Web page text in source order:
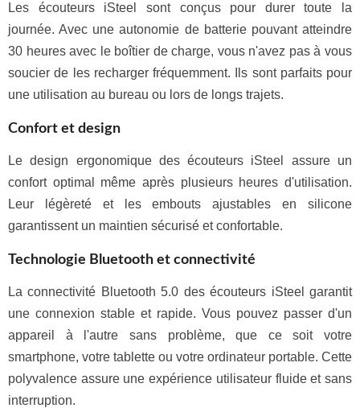
Les écouteurs iSteel sont conçus pour durer toute la
journée. Avec une autonomie de batterie pouvant atteindre
30 heures avec le boîtier de charge, vous n'avez pas à vous
soucier de les recharger fréquemment. Ils sont parfaits pour
une utilisation au bureau ou lors de longs trajets.
Confort et design
Le design ergonomique des écouteurs iSteel assure un
confort optimal même après plusieurs heures d'utilisation.
Leur légèreté et les embouts ajustables en silicone
garantissent un maintien sécurisé et confortable.
Technologie Bluetooth et connectivité
La connectivité Bluetooth 5.0 des écouteurs iSteel garantit
une connexion stable et rapide. Vous pouvez passer d'un
appareil à l'autre sans problème, que ce soit votre
smartphone, votre tablette ou votre ordinateur portable. Cette
polyvalence assure une expérience utilisateur fluide et sans
interruption.